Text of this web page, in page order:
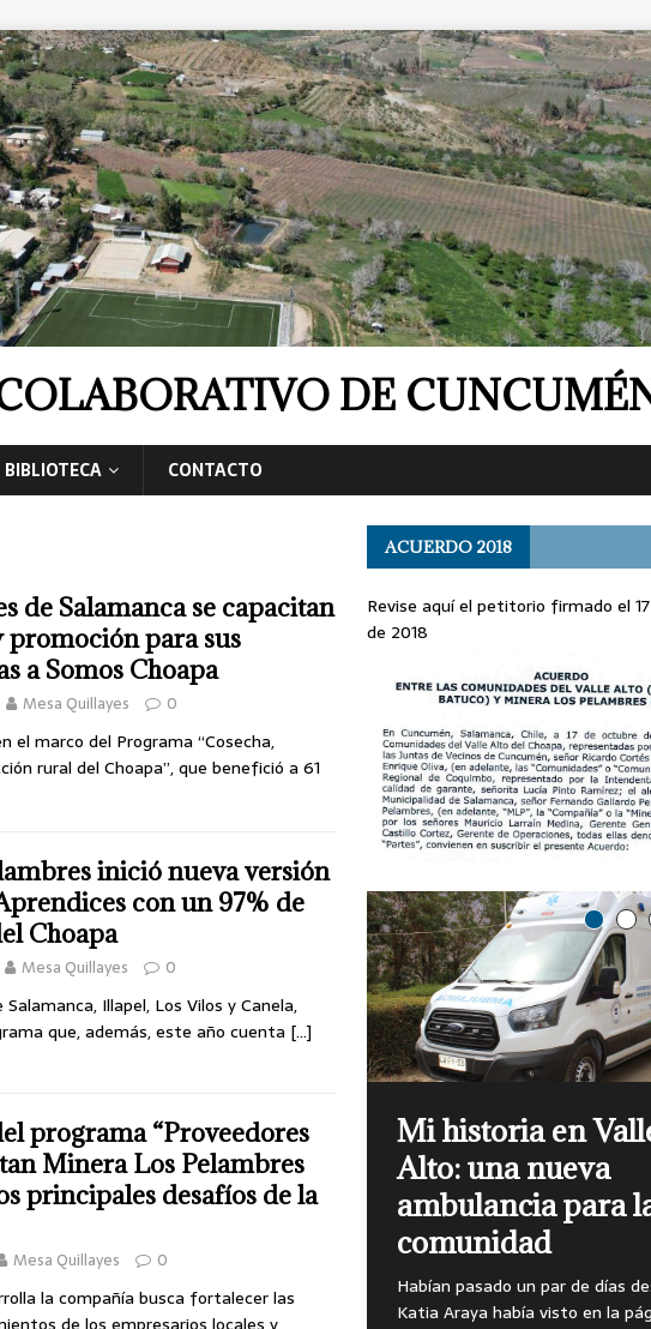
DE
BIBLIOTECA CONTACTO
de Salamanca se capacitan
para sus
a Somos Choapa
Mesa Quillayes 0
el marco del Programa “Cosecha,
rural del Choapa”, que benefició a 61
inició nueva versión
con un 97% de
Choapa
Mesa Quillayes 0
Illapel, Los Vilos y Canela,
que, además, este año cuenta […]
programa “Proveedores
Minera Los Pelambres
principales desafíos de la
Mesa Quillayes 0
la compañía busca fortalecer las
ACUERDO 2018
Revise aquí el petitorio firmado el
de 2018
Mi historia en
Alto: una nueva
ambulancia para
comunidad
Habían pasado un par de días
Katia Araya había visto en la